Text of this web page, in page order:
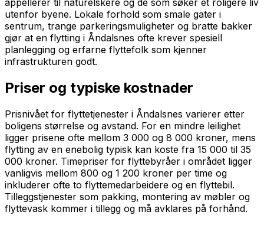
utenfor byene. Lokale forhold som smale gater i
sentrum, trange parkeringsmuligheter og bratte bakker
gjør at en flytting i Åndalsnes ofte krever spesiell
planlegging og erfarne flyttefolk som kjenner
infrastrukturen godt.
Priser og typiske kostnader
Prisnivået for flyttetjenester i Åndalsnes varierer etter
boligens størrelse og avstand. For en mindre leilighet
ligger prisene ofte mellom 3 000 og 8 000 kroner, mens
flytting av en enebolig typisk kan koste fra 15 000 til 35
000 kroner. Timepriser for flyttebyråer i området ligger
vanligvis mellom 800 og 1 200 kroner per time og
inkluderer ofte to flyttemedarbeidere og en flyttebil.
Tilleggstjenester som pakking, montering av møbler og
flyttevask kommer i tillegg og må avklares på forhånd.